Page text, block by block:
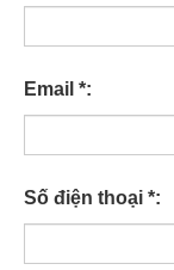
Email *:
Số điện thoại *: